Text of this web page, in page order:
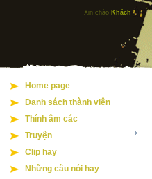
Xin chào Khách
Home page
Danh sách thành viên
Thính âm các
Truyện
Clip hay
Những câu nói hay